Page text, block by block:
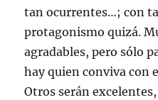
tan ocurrentes…; con
protagonismo quizá.
agradables, pero sólo
hay quien conviva con
Otros serán